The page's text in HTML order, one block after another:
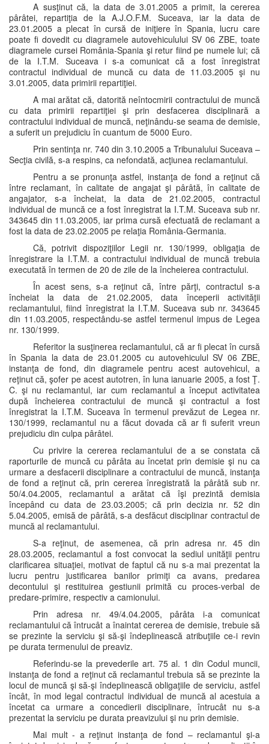
A susţinut că, la data de 3.01.2005 a primit, la cererea
pârâtei, repartiţia de la A.J.O.F.M. Suceava, iar la data de
23.01.2005 a plecat în cursă de iniţiere în Spania, lucru care
poate fi dovedit cu diagramele autovehiculului SV 06 ZBE, toate
diagramele cursei România-Spania şi retur fiind pe numele lui; că
de la I.T.M. Suceava i s-a comunicat că a fost înregistrat
contractul individual de muncă cu data de 11.03.2005 şi nu
3.01.2005, data primirii repartiţiei.
A mai arătat că, datorită neîntocmirii contractului de muncă
cu data primirii repartiţiei şi prin desfacerea disciplinară a
contractului individual de muncă, neţinându-se seama de demisie,
a suferit un prejudiciu în cuantum de 5000 Euro.
Prin sentinţa nr. 740 din 3.10.2005 a Tribunalului Suceava –
Secţia civilă, s-a respins, ca nefondată, acţiunea reclamantului.
Pentru a se pronunţa astfel, instanţa de fond a reţinut că
între reclamant, în calitate de angajat şi pârâtă, în calitate de
angajator, s-a încheiat, la data de 21.02.2005, contractul
individual de muncă ce a fost înregistrat la I.T.M. Suceava sub nr.
343645 din 11.03.2005, iar prima cursă efectuată de reclamant a
fost la data de 23.02.2005 pe relaţia România-Germania.
Că, potrivit dispoziţiilor Legii nr. 130/1999, obligaţia de
înregistrare la I.T.M. a contractului individual de muncă trebuia
executată în termen de 20 de zile de la încheierea contractului.
În acest sens, s-a reţinut că, între părţi, contractul s-a
încheiat la data de 21.02.2005, data începerii activităţii
reclamantului, fiind înregistrat la I.T.M. Suceava sub nr. 343645
din 11.03.2005, respectându-se astfel termenul impus de Legea
nr. 130/1999.
Referitor la susţinerea reclamantului, că ar fi plecat în cursă
în Spania la data de 23.01.2005 cu autovehiculul SV 06 ZBE,
instanţa de fond, din diagramele pentru acest autovehicul, a
reţinut că, şofer pe acest autotren, în luna ianuarie 2005, a fost Ţ.
C. şi nu reclamantul, iar cum reclamantul a început activitatea
după încheierea contractului de muncă şi contractul a fost
înregistrat la I.T.M. Suceava în termenul prevăzut de Legea nr.
130/1999, reclamantul nu a făcut dovada că ar fi suferit vreun
prejudiciu din culpa pârâtei.
Cu privire la cererea reclamantului de a se constata că
raporturile de muncă cu pârâta au încetat prin demisie şi nu ca
urmare a desfacerii disciplinare a contractului de muncă, instanţa
de fond a reţinut că, prin cererea înregistrată la pârâtă sub nr.
50/4.04.2005, reclamantul a arătat că îşi prezintă demisia
începând cu data de 23.03.2005; că prin decizia nr. 52 din
5.04.2005, emisă de pârâtă, s-a desfăcut disciplinar contractul de
muncă al reclamantului.
S-a reţinut, de asemenea, că prin adresa nr. 45 din
28.03.2005, reclamantul a fost convocat la sediul unităţii pentru
clarificarea situaţiei, motivat de faptul că nu s-a mai prezentat la
lucru pentru justificarea banilor primiţi ca avans, predarea
decontului şi restituirea gestiunii primită cu proces-verbal de
predare-primire, respectiv a camionului.
Prin adresa nr. 49/4.04.2005, pârâta i-a comunicat
reclamantului că întrucât a înaintat cererea de demisie, trebuie să
se prezinte la serviciu şi să-şi îndeplinească atribuţiile ce-i revin
pe durata termenului de preaviz.
Referindu-se la prevederile art. 75 al. 1 din Codul muncii,
instanţa de fond a reţinut că reclamantul trebuia să se prezinte la
locul de muncă şi să-şi îndeplinească obligaţiile de serviciu, astfel
încât, în mod legal contractul individual de muncă al acestuia a
încetat ca urmare a concedierii disciplinare, întrucât nu s-a
prezentat la serviciu pe durata preavizului şi nu prin demisie.
Mai mult - a reţinut instanţa de fond – reclamantul şi-a